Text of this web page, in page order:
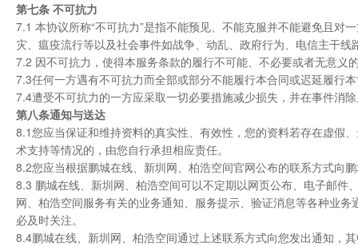
第七条 不可抗力
7.1 本协议所称“不可抗力”是指不能预见、不能克服并不能避免且
灾、瘟疫流行等以及社会事件如战争、动乱、政府行为、电信主干
7.2 因不可抗力，使得本服务条款的履行不可能、不必要或者无意义
7.3任何一方遇有不可抗力而全部或部分不能履行本合同或迟延履行
7.4遭受不可抗力的一方应采取一切必要措施减少损失，并在事件消
第八条通知与送达
8.1您应当保证和维持资料的真实性、有效性，您的资料若存在虚假
术支持等情况的，由您自行承担相应责任。
8.2您应当根据鹏城在线、新圳网、柏浩空间官网公布的联系方式向
8.3 鹏城在线、新圳网、柏浩空间可以不定期以网页公布、电子邮
网、柏浩空间服务有关的业务通知、服务提示、验证消息等各种业
必及时关注。
8.4鹏城在线、新圳网、柏浩空间通过上述联系方式向您发出通知，